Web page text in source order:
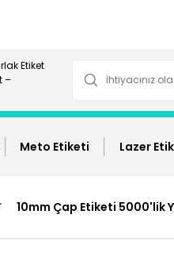
Meto Etiketi Lazer
10mm Çap Etiketi 5000'lik